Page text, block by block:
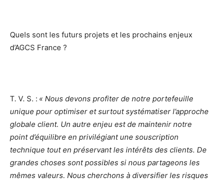
Quels sont les futurs projets et les prochains enjeux
d’AGCS France ?
T. V. S. : « Nous devons profiter de notre portefeuille
unique pour optimiser et surtout systématiser l’approche
globale client. Un autre enjeu est de maintenir notre
point d’équilibre en privilégiant une souscription
technique tout en préservant les intérêts des clients. De
grandes choses sont possibles si nous partageons les
mêmes valeurs. Nous cherchons à diversifier les risques